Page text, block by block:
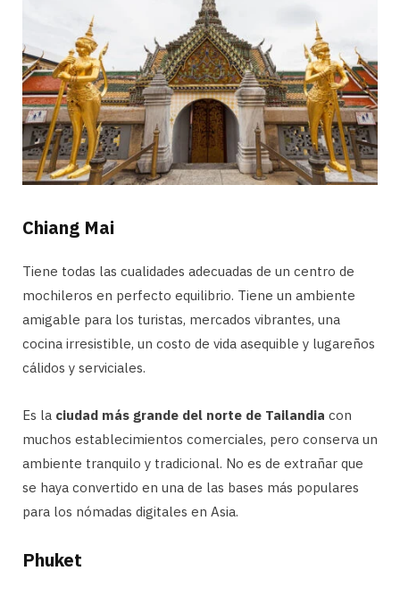
Chiang Mai
Tiene todas las cualidades adecuadas de un centro de
mochileros en perfecto equilibrio. Tiene un ambiente
amigable para los turistas, mercados vibrantes, una
cocina irresistible, un costo de vida asequible y lugareños
cálidos y serviciales.
Es la ciudad más grande del norte de Tailandia con
muchos establecimientos comerciales, pero conserva un
ambiente tranquilo y tradicional. No es de extrañar que
se haya convertido en una de las bases más populares
para los nómadas digitales en Asia.
Phuket